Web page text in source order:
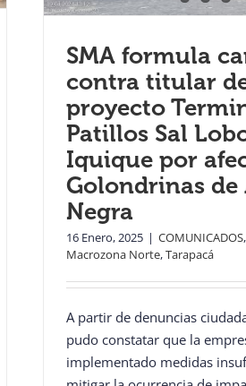
SMA formula
contra titular
proyecto
Patillos Sal
Iquique por
Golondrinas de
Negra
16 Enero, 2025 | COMUNICADOS,
Macrozona Norte,Tarapacá
A partir de denuncias
pudo constatar que la
implementado medidas